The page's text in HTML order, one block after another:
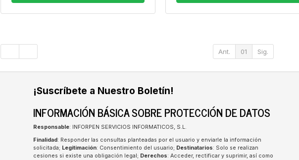
Ant. 01 Sig.
¡Suscríbete a Nuestro Boletín!
INFORMACIÓN BÁSICA SOBRE PROTECCIÓN DE DATOS
Responsable: INFORPEN SERVICIOS INFORMATICOS, S.L.
Finalidad : Responder las consultas planteadas por el usuario y enviarle la información
solicitada; Legitimación: Consentimiento del usuario; Destinatarios: Solo se realizan
cesiones si existe una obligación legal; Derechos: Acceder, rectificar y suprimir, así como